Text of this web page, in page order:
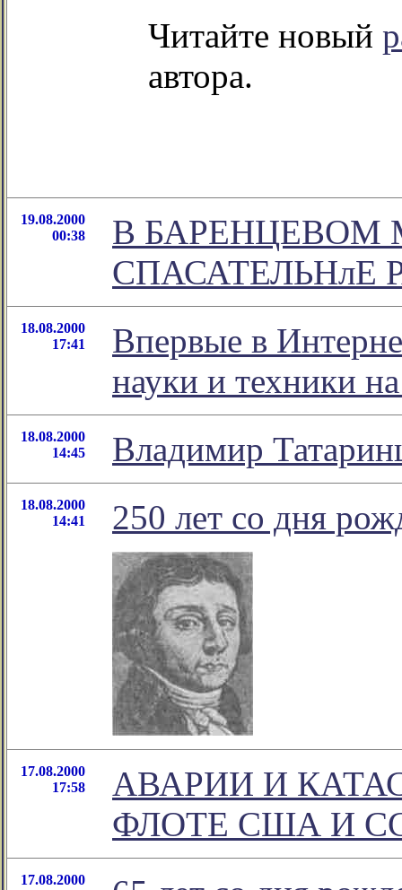
Читайте новый
автора.
19.08.2000
00:38
В
СПАСАТЕЛЬНлЕ
18.08.2000
17:41
Впервые в
науки и техники
18.08.2000
14:45
Владимир
18.08.2000
14:41
250 лет со дня
17.08.2000
17:58
АВАРИИ И
ФЛОТЕ США И
17.08.2000